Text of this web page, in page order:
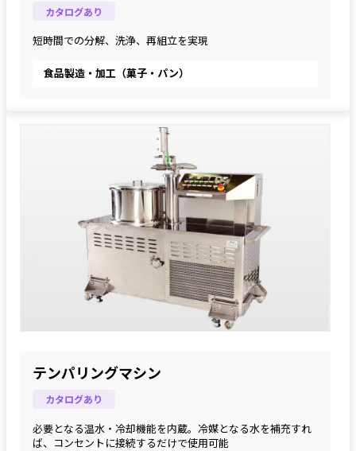
カタログあり
短時間での分解、洗浄、再組立を実現
食品製造・加工（菓子・パン）
テンパリングマシン
カタログあり
必要となる温水・冷却機能を内蔵。冷媒となる水を補充すれ
ば、コンセントに接続するだけで使用可能